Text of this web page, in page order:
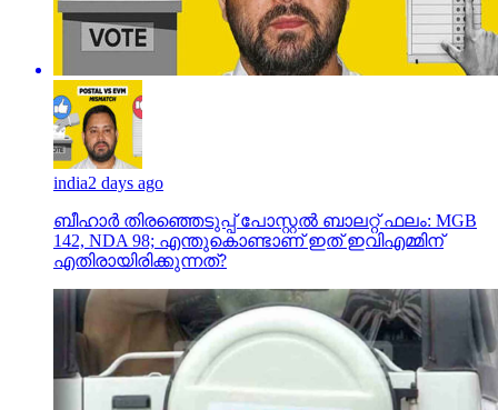
india2 days ago
ബീഹാർ തിരഞ്ഞെടുപ്പ് പോസ്റ്റൽ ബാലറ്റ് ഫലം: MGB
142, NDA 98; എന്തുകൊണ്ടാണ് ഇത് ഇവിഎമ്മിന്
എതിരായിരിക്കുന്നത്?